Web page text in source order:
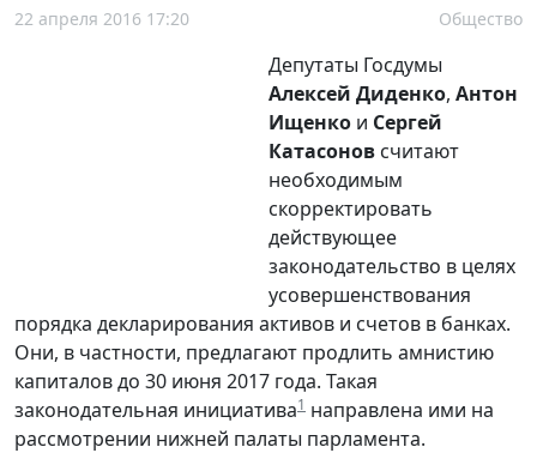
22 апреля 2016 17:20 Общество
Депутаты Госдумы
Алексей Диденко, Антон
Ищенко и Сергей
Катасонов считают
необходимым
скорректировать
действующее
законодательство в целях
усовершенствования
порядка декларирования активов и счетов в банках.
Они, в частности, предлагают продлить амнистию
капиталов до 30 июня 2017 года. Такая
законодательная инициатива1 направлена ими на
рассмотрении нижней палаты парламента.